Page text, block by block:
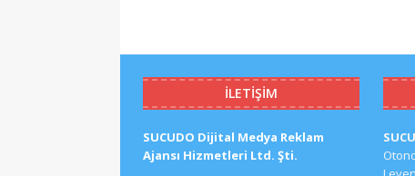
İLETIŞIM
SUCUDO Dijital Medya Reklam
Ajansı Hizmetleri Ltd. Şti.